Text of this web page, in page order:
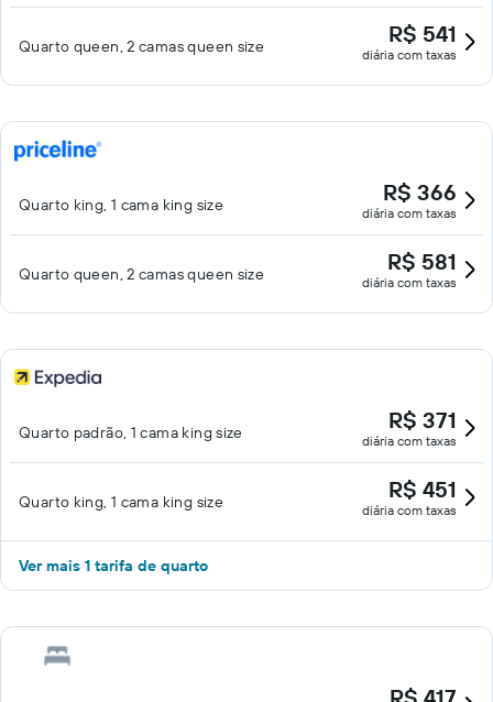
Quarto queen, 2 camas queen size R$ 541
diária com taxas
Quarto king, 1 cama king size R$ 366
diária com taxas
Quarto queen, 2 camas queen size R$ 581
diária com taxas
Quarto padrão, 1 cama king size R$ 371
diária com taxas
Quarto king, 1 cama king size R$ 451
diária com taxas
Ver mais 1 tarifa de quarto